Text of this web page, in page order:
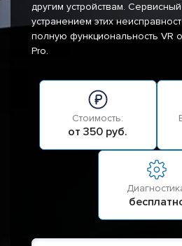
другим устройствам.
устранением этих
полную функциональность VR
Pro.
Стоимость:
от 350 руб.